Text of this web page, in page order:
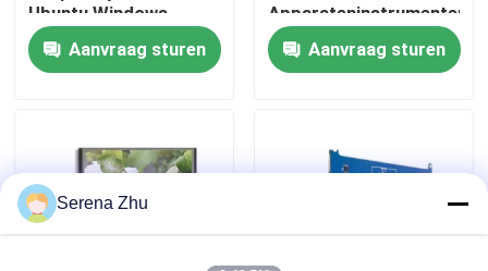
Neem contact met ons op
Vraag een offerte
Ubuntu Windows
220cd/M2
Aanvraag sturen
Apparateninstrumenten
Aanvraag sturen
Serena Zhu